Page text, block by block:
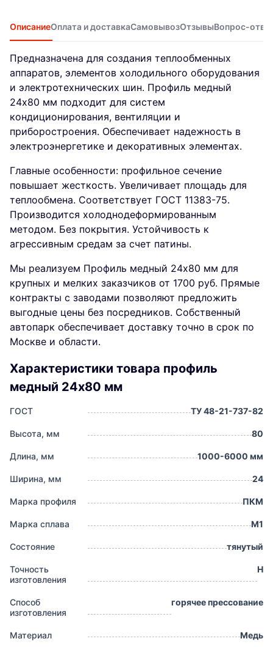
ОписаниеОплата и доставкаСамовывозОтзывыВопрос-
Предназначена для создания теплообменных
аппаратов, элементов холодильного оборудования
и электротехнических шин. Профиль медный
24х80 мм подходит для систем
кондиционирования, вентиляции и
приборостроения. Обеспечивает надежность в
электроэнергетике и декоративных элементах.
Главные особенности: профильное сечение
повышает жесткость. Увеличивает площадь для
теплообмена. Соответствует ГОСТ 11383-75.
Производится холоднодеформированным
методом. Без покрытия. Устойчивость к
агрессивным средам за счет патины.
Мы реализуем Профиль медный 24х80 мм для
крупных и мелких заказчиков от 1700 руб. Прямые
контракты с заводами позволяют предложить
выгодные цены без посредников. Собственный
автопарк обеспечивает доставку точно в срок по
Москве и области.
Характеристики товара профиль
медный 24х80 мм
ГОСТ ТУ 48-21-737-82
Высота, мм 80
Длина, мм 1000-6000 мм
Ширина, мм 24
Марка профиля ПКМ
Марка сплава М1
Состояние тянутый
Точность
изготовления
Н
Способ
изготовления
горячее прессование
Материал Медь